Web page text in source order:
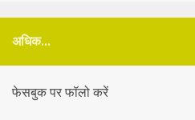
अधिक...
फेसबुक पर फॉलो करें